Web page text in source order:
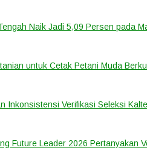
Naik Jadi 5,09 Persen pada
untuk Cetak Petani Muda
Inkonsistensi Verifikasi Seleksi
Future Leader 2026 Pertanyakan